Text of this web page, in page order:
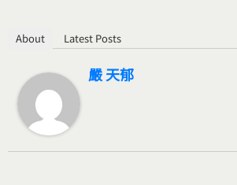
About Latest Posts
嚴 天郁